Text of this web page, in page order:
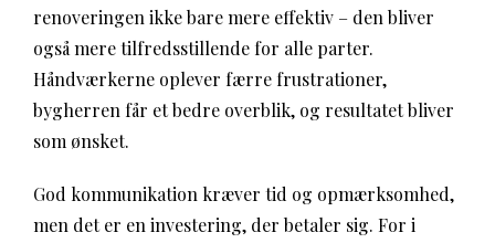
renoveringen ikke bare mere effektiv – den bliver
også mere tilfredsstillende for alle parter.
Håndværkerne oplever færre frustrationer,
bygherren får et bedre overblik, og resultatet bliver
som ønsket.
God kommunikation kræver tid og opmærksomhed,
men det er en investering, der betaler sig. For i